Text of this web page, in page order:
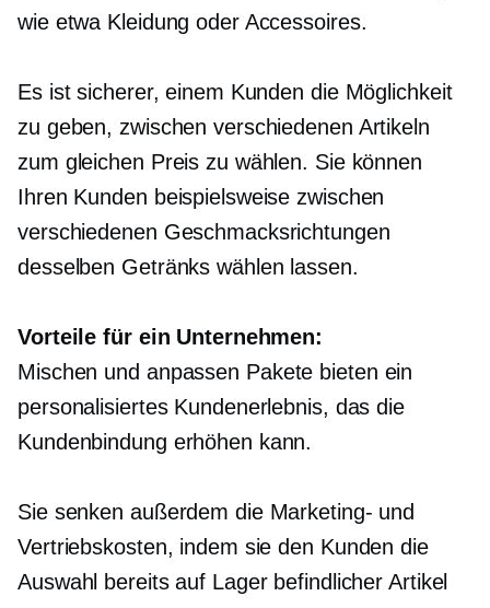
wie etwa Kleidung oder Accessoires.
Es ist sicherer, einem Kunden die Möglichkeit
zu geben, zwischen verschiedenen Artikeln
zum gleichen Preis zu wählen. Sie können
Ihren Kunden beispielsweise zwischen
verschiedenen Geschmacksrichtungen
desselben Getränks wählen lassen.
Vorteile für ein Unternehmen:
Mischen und anpassen Pakete bieten ein
personalisiertes Kundenerlebnis, das die
Kundenbindung erhöhen kann.
Sie senken außerdem die Marketing- und
Vertriebskosten, indem sie den Kunden die
Auswahl bereits auf Lager befindlicher Artikel